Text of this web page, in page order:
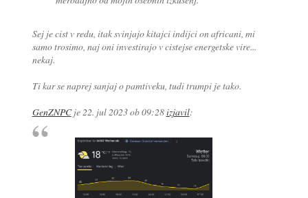
Sej je cist v redu, itak svinjajo kitajci indijci on africani, mi
samo trosimo, naj oni investirajo v cistejse energetske vire...
nekaj.
Ti kar se naprej sanjaj o pamtiveku, tudi trumpi je tako.
GenZNPCje22. jul 2023 ob 09:28izjavil: